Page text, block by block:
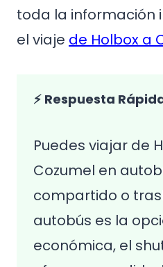
toda la información
el viaje de Holbox a
⚡ Respuesta
Puedes viajar de
Cozumel en
compartido o
autobús es la
económica, el